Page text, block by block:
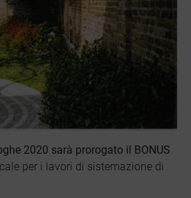
2020 sarà prorogato il BONUS
per i lavori di sistemazione di